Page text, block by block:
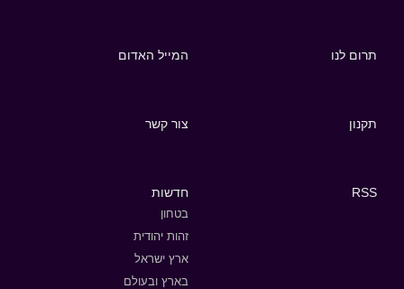
תרום לנו המייל האדום
תקנון צור קשר
RSS חדשות
בטחון
זהות יהודית
ארץ ישראל
בארץ ובעולם